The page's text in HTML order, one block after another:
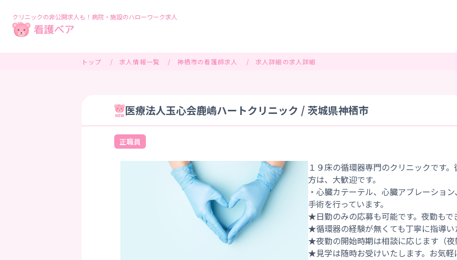
クリニックの非公開求人も！病院・施設のハローワーク求人
トップ 求人情報一覧 神栖市の看護師求人 求人詳細の求人詳細
医療法人玉心会鹿嶋ハートクリニック / 茨城県神栖市
正職員
１９床の循環器専門のクリニックです
方は、大歓迎です。
・心臓カテーテル、心臓アブレーショ
手術を行っています。
★日勤のみの応募も可能です。夜勤もで
★循環器の経験が無くても丁寧に指導い
★夜勤の開始時期は相談に応じます（
★見学は随時お受けいたします。お気